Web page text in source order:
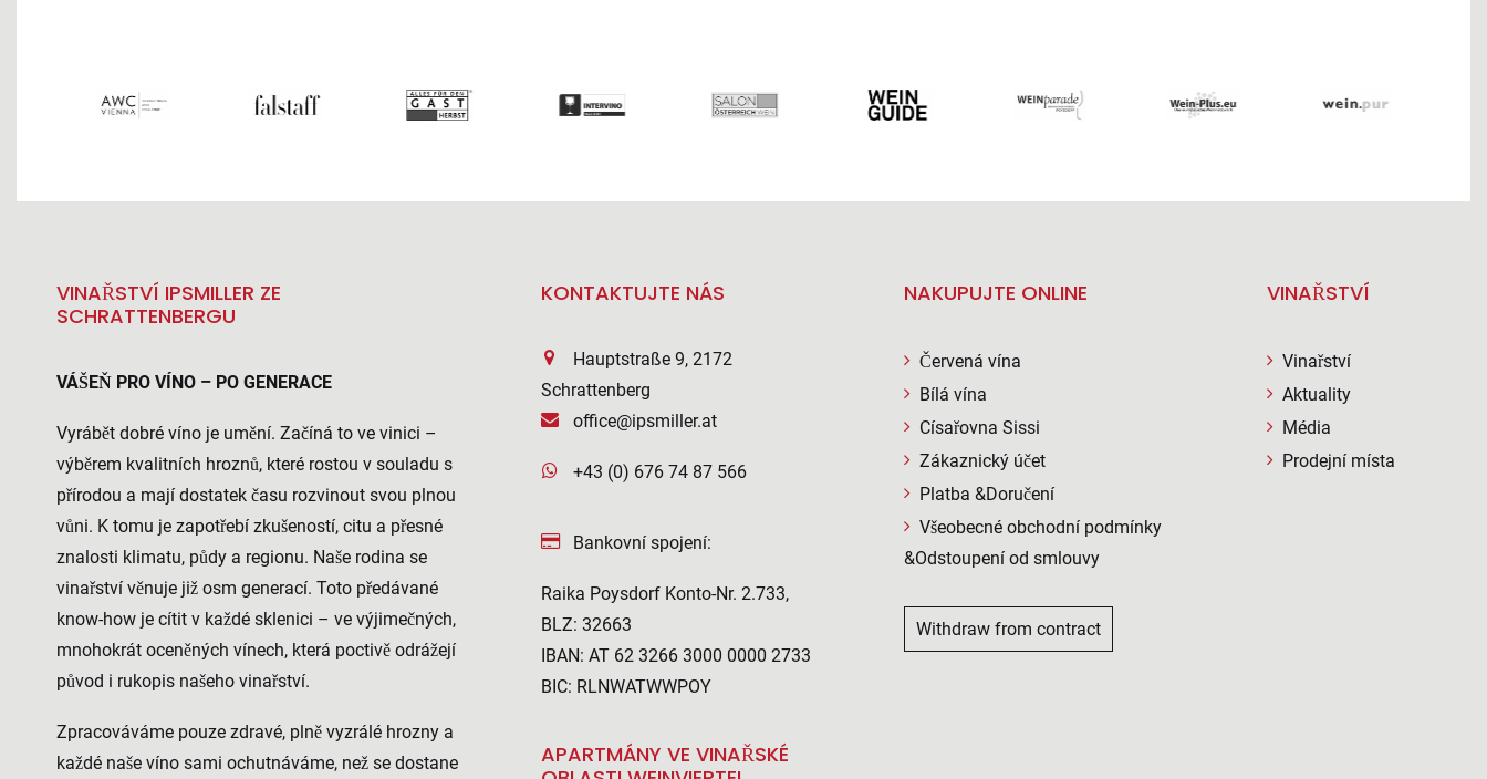
VINAŘSTVÍ IPSMILLER ZE
SCHRATTENBERGU
VÁŠEŇ PRO VÍNO – PO GENERACE
Vyrábět dobré víno je umění. Začíná to ve vinici –
výběrem kvalitních hroznů, které rostou v souladu s
přírodou a mají dostatek času rozvinout svou plnou
vůni. K tomu je zapotřebí zkušeností, citu a přesné
znalosti klimatu, půdy a regionu. Naše rodina se
vinařství věnuje již osm generací. Toto předávané
know-how je cítit v každé sklenici – ve výjimečných,
mnohokrát oceněných vínech, která poctivě odrážejí
původ i rukopis našeho vinařství.
Zpracováváme pouze zdravé, plně vyzrálé hrozny a
každé naše víno sami ochutnáváme, než se dostane
KONTAKTUJTE NÁS
Hauptstraße 9, 2172
Schrattenberg
office@ipsmiller.at
+43 (0) 676 74 87 566
Bankovní spojení:
Raika Poysdorf Konto-Nr. 2.733,
BLZ: 32663
IBAN: AT 62 3266 3000 0000 2733
BIC: RLNWATWWPOY
APARTMÁNY VE VINAŘSKÉ
NAKUPUJTE ONLINE
Červená vína
Bílá vína
Císařovna Sissi
Zákaznický účet
Platba &Doručení
Všeobecné obchodní podmínky
&Odstoupení od smlouvy
Withdraw from contract
VINAŘSTVÍ
Vinařství
Aktuality
Média
Prodejní místa